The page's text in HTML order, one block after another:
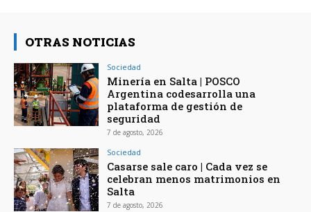
OTRAS NOTICIAS
Sociedad
Minería en Salta | POSCO
Argentina codesarrolla una
plataforma de gestión de
seguridad
7 de agosto, 2026
Sociedad
Casarse sale caro | Cada vez se
celebran menos matrimonios en
Salta
7 de agosto, 2026